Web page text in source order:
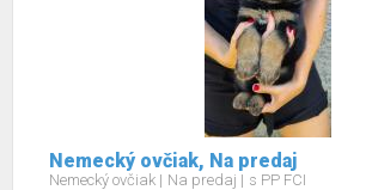
Nemecký ovčiak, Na predaj
Nemecký ovčiak Na predaj s PP FCI